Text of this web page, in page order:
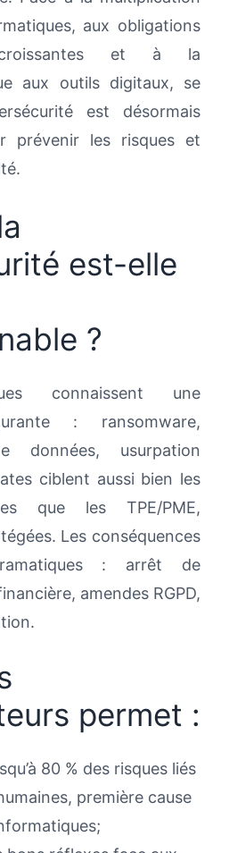
notamment :aux obligations
croissantes et à la
aux outils digitaux, se
est désormais
prévenir les risques et
est-elle
?
connaissent une
: ransomware,
données, usurpation
ciblent aussi bien les
que les TPE/PME,
Les conséquences
: arrêt de
amendes RGPD,
permet :
80 % des risques liés
première cause